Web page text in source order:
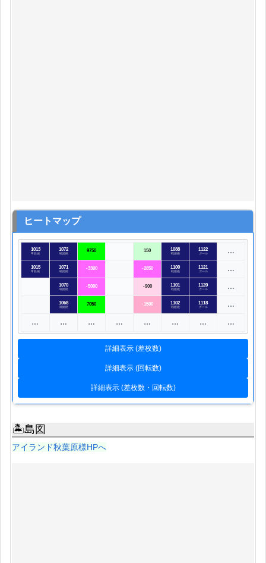
ヒートマップ
1013
甲鉄城
1072
戦姫絶 9750 150 1088
戦姫絶
1122
ガール …
1015
甲鉄城
1071
戦姫絶 -3300 -2850 1100
戦姫絶
1121
ガール …
1070
戦姫絶 -5000 -900 1101
戦姫絶
1120
ガール …
1068
戦姫絶 7050 -1500 1102
戦姫絶
1118
ガール …
… … … … … … … …
詳細表示 (差枚数)
詳細表示 (回転数)
詳細表示 (差枚数・回転数)
🏝島図
アイランド秋葉原様HPへ